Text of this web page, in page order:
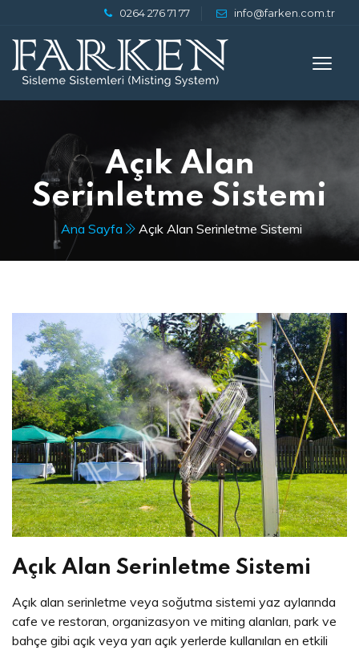
0264 276 71 77 info@farken.com.tr
Açık Alan
Serinletme Sistemi
Ana Sayfa Açık Alan Serinletme Sistemi
Açık Alan Serinletme Sistemi
Açık alan serinletme veya soğutma sistemi yaz aylarında
cafe ve restoran, organizasyon ve miting alanları, park ve
bahçe gibi açık veya yarı açık yerlerde kullanılan en etkili